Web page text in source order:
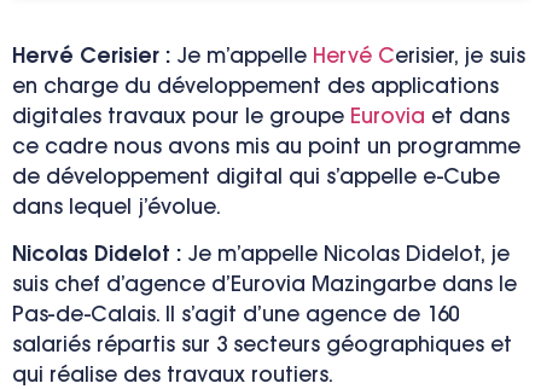
Hervé Cerisier : Je m’appelle Hervé Cerisier, je suis
en charge du développement des applications
digitales travaux pour le groupe Eurovia et dans
ce cadre nous avons mis au point un programme
de développement digital qui s’appelle e-Cube
dans lequel j’évolue.
Nicolas Didelot : Je m’appelle Nicolas Didelot, je
suis chef d’agence d’Eurovia Mazingarbe dans le
Pas-de-Calais.
Il s’agit d’une agence de 160
salariés répartis sur 3 secteurs géographiques et
qui réalise des travaux routiers.